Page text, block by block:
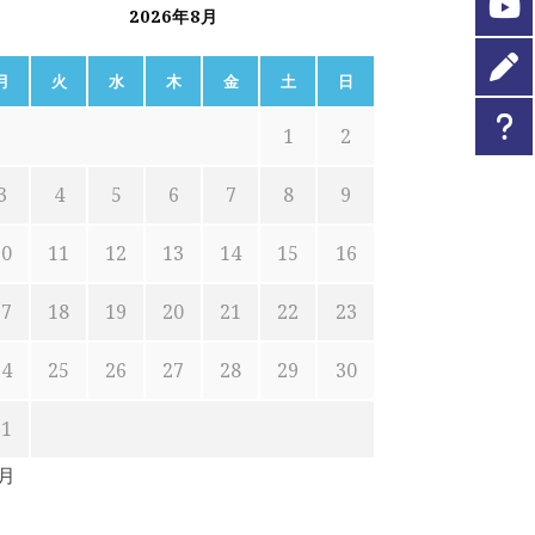
2026年8月
火 水 木 金 土 日
1 2
4 5 6 7 8 9
11 12 13 14 15 16
18 19 20 21 22 23
25 26 27 28 29 30